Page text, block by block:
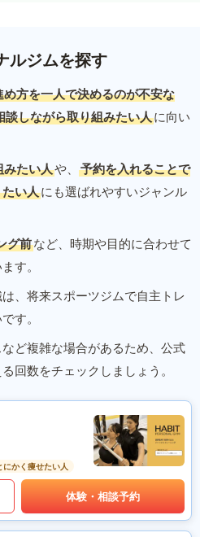
ルジムを探す
め方を一人で決めるのが不安な
談しながら取り組みたい人に向い
みたい人や、
予約を入れることで
い人にも選ばれやすいジャンル
グ前など、時期や目的に合わせて
す。
、将来スポーツジムで自主トレ
す。
ど複雑な場合があるため、公式
回数をチェックしましょう。
にかく痩せたい人
体験・相談予約